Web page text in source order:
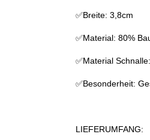
✅Breite: 3,8cm
✅Material: 80%
✅Material
✅Besonderheit:
LIEFERUMFANG: